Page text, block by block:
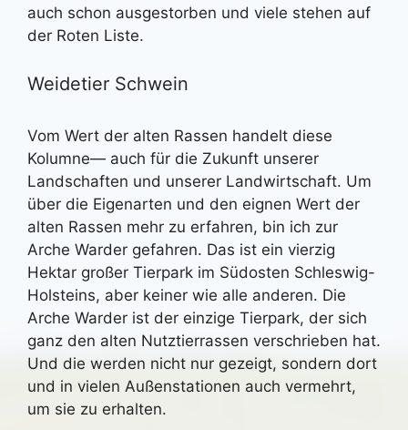
auch schon ausgestorben und viele stehen auf
der Roten Liste.
Weidetier Schwein
Vom Wert der alten Rassen handelt diese
Kolumne— auch für die Zukunft unserer
Landschaften und unserer Landwirtschaft. Um
über die Eigenarten und den eignen Wert der
alten Rassen mehr zu erfahren, bin ich zur
Arche Warder gefahren. Das ist ein vierzig
Hektar großer Tierpark im Südosten Schleswig-
Holsteins, aber keiner wie alle anderen. Die
Arche Warder ist der einzige Tierpark, der sich
ganz den alten Nutztierrassen verschrieben hat.
Und die werden nicht nur gezeigt, sondern dort
und in vielen Außenstationen auch vermehrt,
um sie zu erhalten.